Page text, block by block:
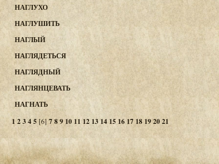
НАГЛУХО
НАГЛУШИТЬ
НАГЛЫЙ
НАГЛЯДЕТЬСЯ
НАГЛЯДНЫЙ
НАГЛЯНЦЕВАТЬ
НАГНАТЬ
12345 [6] 789 10 1112 1314 1516 17 18192021